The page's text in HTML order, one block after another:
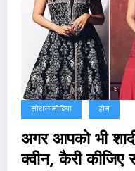
सोशल मीडिया होम
अगर आपको भी
क्‍वीन, कैरी कीजिए